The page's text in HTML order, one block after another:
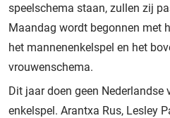
speelschema staan, zullen zij
Maandag wordt begonnen met
het mannenenkelspel en het
vrouwenschema.
Dit jaar doen geen Nederlandse
enkelspel. Arantxa Rus, Lesley